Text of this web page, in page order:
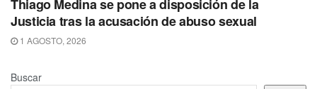
Thiago Medina se pone a disposición de la
Justicia tras la acusación de abuso sexual
1 AGOSTO, 2026
Buscar